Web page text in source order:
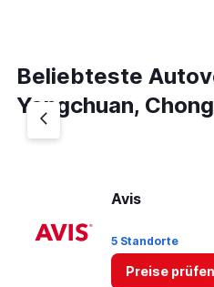
Beliebteste
Yongchuan,
Avis
5 Standorte
Preise prüfen